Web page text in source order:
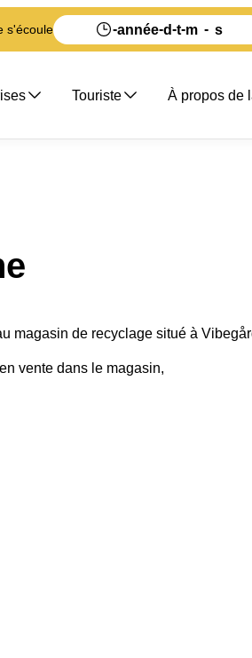
s'écoule -année-d-t-m - s
Touriste À propos de
magasin de recyclage situé à
vente dans le magasin,